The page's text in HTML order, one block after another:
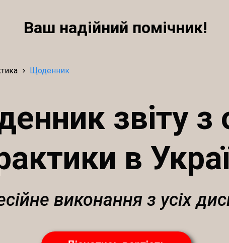
Ваш надійний помічник!
звіту з
в
виконання з усіх
Щоденник